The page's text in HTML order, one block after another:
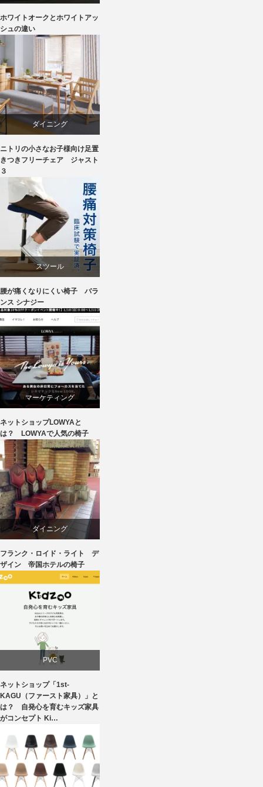
ホワイトオークとホワイトアッ
シュの違い
ダイニング
ニトリ
ラバー
成形合板
椅子
ニトリの小さなお子様向け足置
きつきフリーチェア ジャスト
３
スツール
ワークチェア
腰が痛くなりにくい椅子 バラ
ンス シナジー
マーケティング
ライフスタイル
ワークチェア
回転椅子
椅子
ネットショップLOWYAと
は？ LOWYAで人気の椅子
ダイニング
デザイナーズ
建築
椅子
フランク・ロイド・ライト デ
ザイン 帝国ホテルの椅子
PVC
学習椅子
椅子
ネットショップ「1st-
KAGU（ファースト家具）」と
は？ 自発心を育むキッズ家具
がコンセプト Ki…